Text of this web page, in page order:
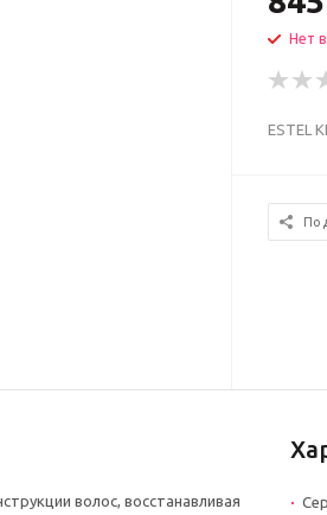
Нет
ESTEL
волос, восстанавливая